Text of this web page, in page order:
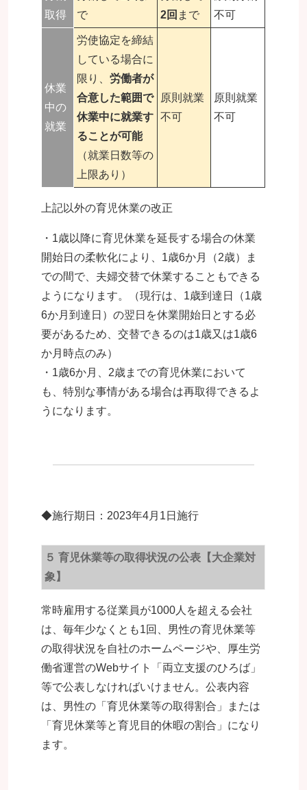
取得
で
2回 まで
不可
休業
中の
就業
労使協定を締結
している場合に
限り、労働者が
合意した範囲で
休業中に就業す
ることが可能
（就業日数等の
上限あり）
原則就業
不可
原則就業
不可
上記以外の育児休業の改正
・1歳以降に育児休業を延長する場合の休業
開始日の柔軟化により、1歳6か月（2歳）ま
での間で、夫婦交替で休業することもできる
ようになります。（現行は、1歳到達日（1歳
6か月到達日）の翌日を休業開始日とする必
要があるため、交替できるのは1歳又は1歳6
か月時点のみ）
・1歳6か月、2歳までの育児休業において
も、特別な事情がある場合は再取得できるよ
うになります。
◆施行期日：2023年4月1日施行
５ 育児休業等の取得状況の公表【大企業対
象】
常時雇用する従業員が1000人を超える会社
は、毎年少なくとも1回、男性の育児休業等
の取得状況を自社のホームページや、厚生労
働省運営のWebサイト「両立支援のひろば」
等で公表しなければいけません。公表内容
は、男性の「育児休業等の取得割合」または
「育児休業等と育児目的休暇の割合」になり
ます。